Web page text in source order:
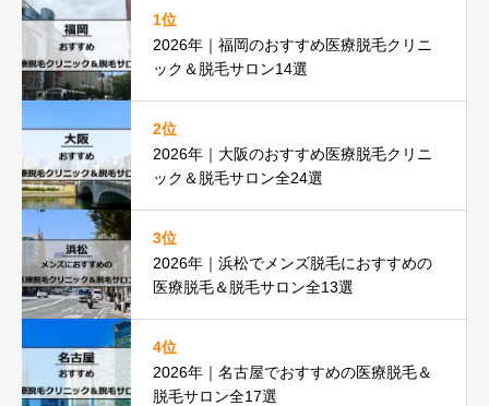
1位
2026年｜福岡のおすすめ医療脱毛クリニ
ック＆脱毛サロン14選
2位
2026年｜大阪のおすすめ医療脱毛クリニ
ック＆脱毛サロン全24選
3位
2026年｜浜松でメンズ脱毛におすすめの
医療脱毛＆脱毛サロン全13選
4位
2026年｜名古屋でおすすめの医療脱毛＆
脱毛サロン全17選